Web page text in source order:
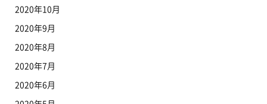
2020年10月
2020年9月
2020年8月
2020年7月
2020年6月